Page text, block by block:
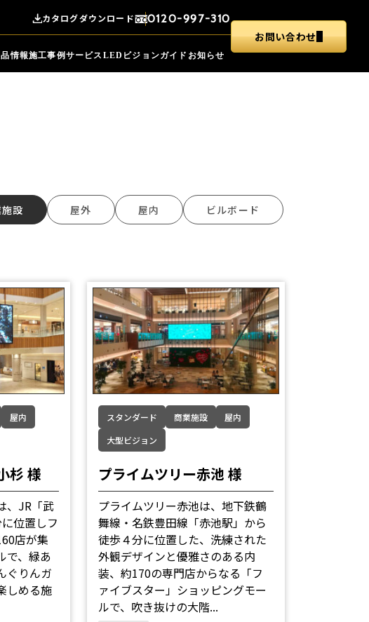
カタログダウンロード 0120-997-310
情報施工事例 サービス LEDビジョンガイド お知らせ
お問い合わせ
設 屋外 屋内 ビルボード
屋内
杉 様
、JR「武
位置しフ
店が集
で、緑あ
ぐりんガ
しめる施
スタンダード 商業施設
屋内
大型ビジョン
プライムツリー赤池 様
プライムツリー赤池は、地下鉄鶴
舞線・名鉄豊田線「赤池駅」から
徒歩４分に位置した、洗練された
外観デザインと優雅さのある内
装、約170の専門店からなる「フ
ァイブスター」ショッピングモー
ルで、吹き抜けの大階...